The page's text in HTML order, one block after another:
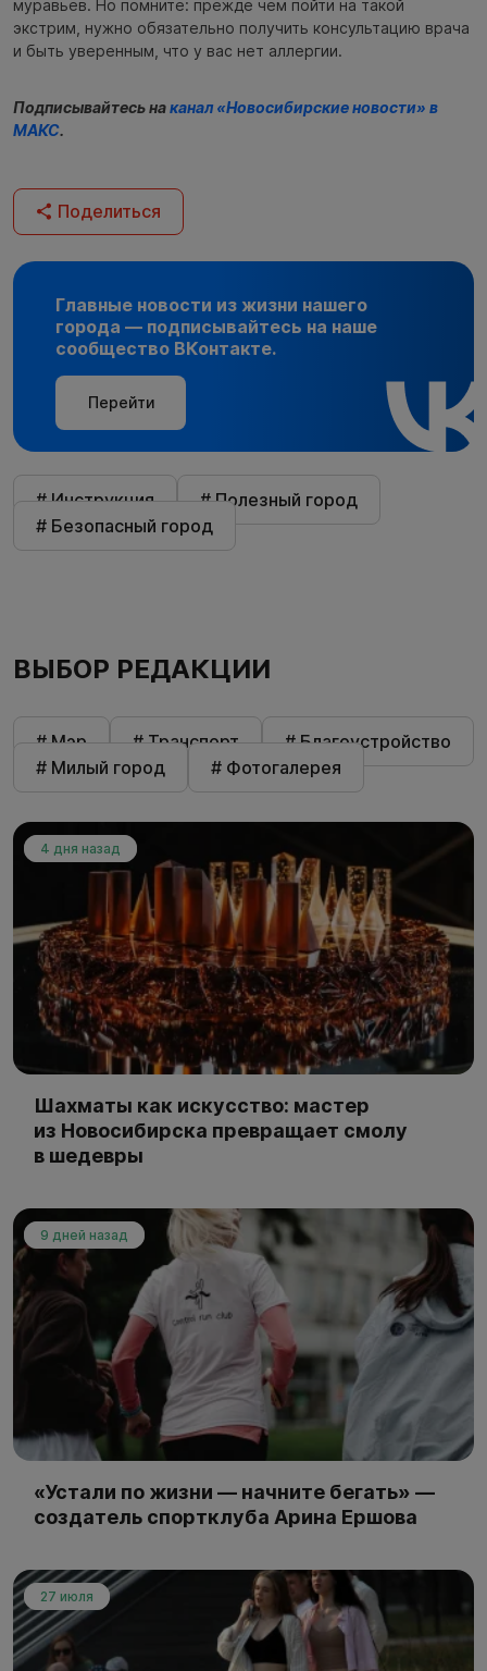
муравьёв. Но помните: прежде чем пойти на такой
экстрим, нужно обязательно получить консультацию врача
и быть уверенным, что у вас нет аллергии.
Подписывайтесь наканал «Новосибирские новости» в
МАКС.
Поделиться
Главные новости из жизни нашего
города — подписывайтесь на наше
сообщество ВКонтакте.
Перейти
# Инструкция
# Полезный город
# Безопасный город
ВЫБОР РЕДАКЦИИ
# Мэр # Транспорт
# Благоустройство
# Милый город
# Фотогалерея
4 дня назад
Шахматы как искусство: мастер
из Новосибирска превращает смолу
в шедевры
9 дней назад
«Устали по жизни — начните бегать» —
создатель спортклуба Арина Ершова
27 июля